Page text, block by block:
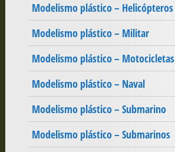
Modelismo plástico – Helicópteros
Modelismo plástico – Militar
Modelismo plástico – Motocicletas
Modelismo plástico – Naval
Modelismo plástico – Submarino
Modelismo plástico – Submarinos